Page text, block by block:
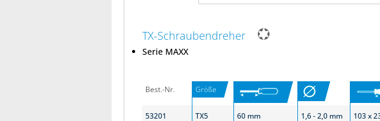
TX-Schraubendreher
Serie MAXX
Best.-Nr. Größe
53201 TX5 60 mm 1,6 - 2,0 mm 103 x